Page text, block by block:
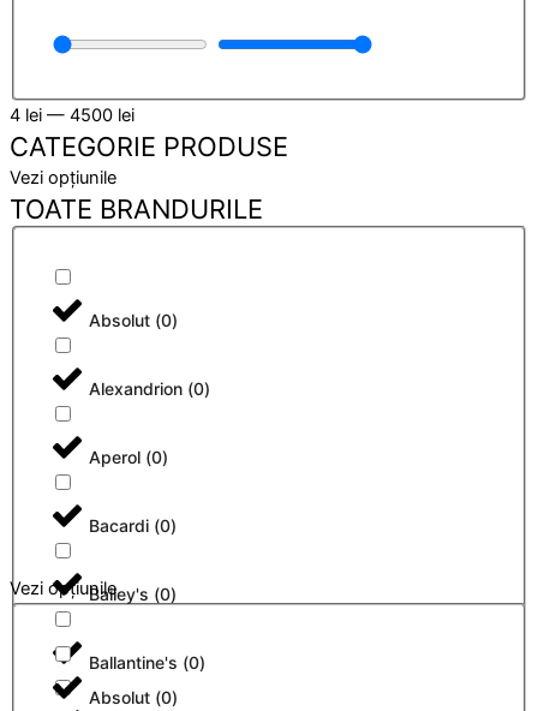
4 lei — 4500 lei
CATEGORIE PRODUSE
Vezi opțiunile
TOATE BRANDURILE
Absolut (0)
Alexandrion (0)
Aperol (0)
Bacardi (0)
Bailey's (0)
Ballantine's (0)
Vezi opțiunile
Absolut (0)